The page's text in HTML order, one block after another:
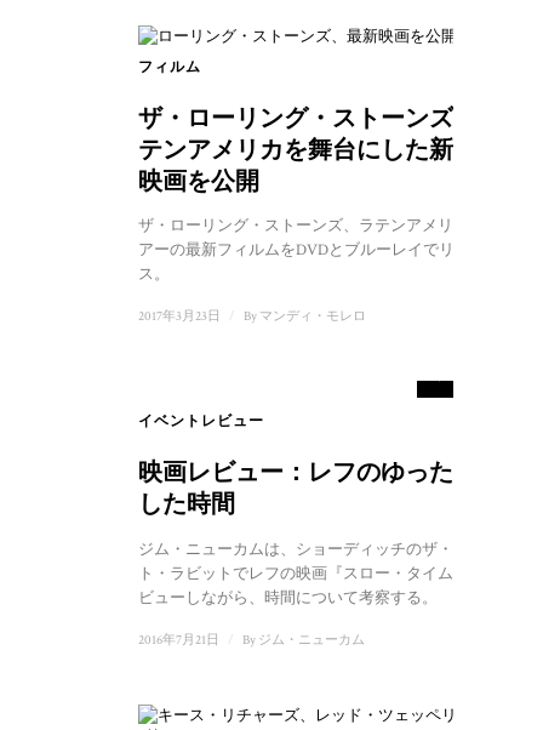
フィルム
ザ・ローリング・ストーンズ、ラ
テンアメリカを舞台にした新たな
映画を公開
ザ・ローリング・ストーンズ、ラテンアメリカ・ツ
アーの最新フィルムをDVDとブルーレイでリリー
ス。
2017年3月23日 By マンディ・モレロ
スコア
イベントレビュー
映画レビュー：レフのゆったりと
した時間
ジム・ニューカムは、ショーディッチのザ・ホワイ
ト・ラビットでレフの映画『スロー・タイム』をレ
ビューしながら、時間について考察する。
2016年7月21日 By ジム・ニューカム